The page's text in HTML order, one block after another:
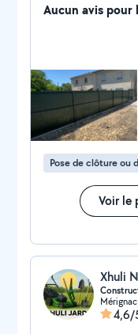
d'allées, de
Aucun avis pour
Pose de clôture ou
Voir le
Xhuli
4,6/